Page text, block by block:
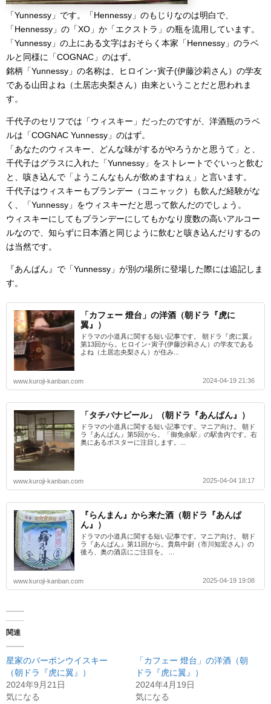
「Yunnessy」です。「Hennessy」のもじりなのは明白で、
「Hennessy」の「XO」か「エクストラ」の瓶を流用しています。
「Yunnessy」の上にある文字はおそらく本家「Hennessy」のラベ
ルと同様に「COGNAC」のはず。
銘柄「Yunnessy」の名称は、ヒロイン･寅子(伊藤沙莉さん）の学友
である山田よね（土居志央梨さん）由来ということだと思われま
す。
千代子のセリフでは「ウィスキー」だったのですが、洋酒瓶のラベ
ルは「COGNAC Yunnessy」のはず。
「あなたのウィスキー、どんな味がするがやろうかと思うて」と、
千代子はグラスに入れた「Yunnessy」をストレートでぐいっと飲む
と、咳き込んで「ようこんなもんが飲めますねぇ」と言います。
千代子はウィスキーもブランデー（コニャック）も飲んだ経験がな
く、「Yunnessy」をウィスキーだと思って飲んだのでしょう。
ウィスキーにしてもブランデーにしてもかなり度数の高いアルコー
ルなので、知らずに日本酒と同じように飲むと咳き込んだりするの
は当然です。
『あんぱん』で「Yunnessy」が別の場所に登場した際には追記しま
す。
「カフェー 燈台」の洋酒（朝ドラ『虎に
翼』）
ドラマの小道具に関する短い記事です。 朝ドラ『虎に翼』
第13回から。ヒロイン･寅子(伊藤沙莉さん）の学友である
よね（土居志央梨さん）が住み...
www.kuroji-kanban.com 2024-04-19 21:36
「タチバナビール」（朝ドラ『あんぱん』）
ドラマの小道具に関する短い記事です。マニア向け。 朝ド
ラ『あんぱん』第5回から。「御免余駅」の駅舎内です。右
奥にあるポスターに注目します。...
www.kuroji-kanban.com 2025-04-04 18:17
『らんまん』から来た酒（朝ドラ『あんぱ
ん』）
ドラマの小道具に関する短い記事です。マニア向け。 朝ド
ラ『あんぱん』第11回から。貴島中尉（市川知宏さん）の
後ろ、奥の酒店にご注目を。 ...
www.kuroji-kanban.com 2025-04-19 19:08
関連
星家のバーボンウイスキー
（朝ドラ『虎に翼』）
2024年9月21日
気になる
「カフェー 燈台」の洋酒（朝
ドラ『虎に翼』）
2024年4月19日
気になる